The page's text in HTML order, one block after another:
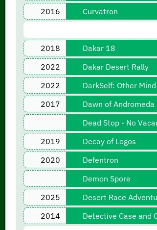
2016 Curvatron
2018
Dakar 18
2022 Dakar Desert Rally
2022 DarkSelf: Other Mind
2017 Dawn of Andromeda
Dead Stop - No
2019
Decay of Logos
2020
Defentron
Demon Spore
2025
Desert Race
2014
Detective Case and